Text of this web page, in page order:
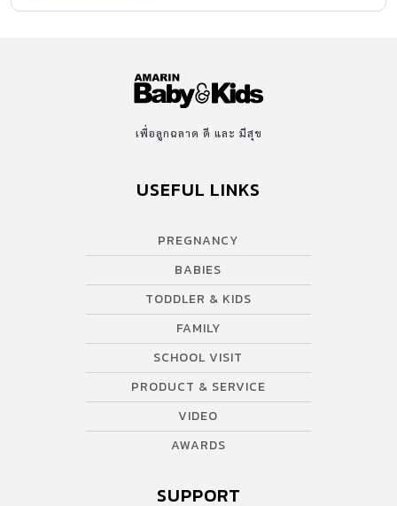
เพื่อลูกฉลาด ดี และ มีสุข
USEFUL LINKS
PREGNANCY
BABIES
TODDLER & KIDS
FAMILY
SCHOOL VISIT
PRODUCT & SERVICE
VIDEO
AWARDS
SUPPORT